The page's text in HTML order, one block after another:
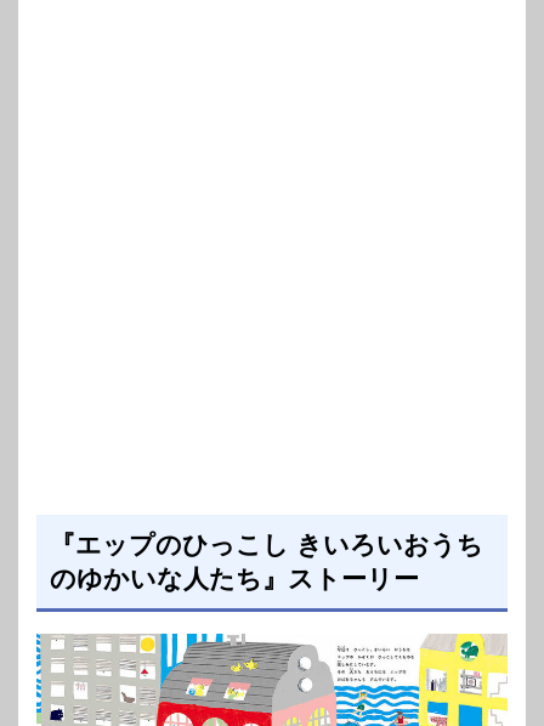
『エップのひっこし きいろいおうち
のゆかいな人たち』ストーリー